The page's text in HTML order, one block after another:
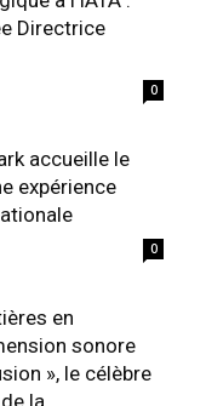
Directrice
0
accueille le
expérience
0
en
sonore
», le célèbre